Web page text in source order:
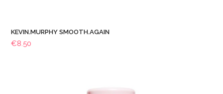
KEVIN.MURPHY SMOOTH.AGAIN
€8.50